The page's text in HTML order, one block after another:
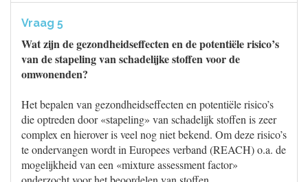
Vraag 5
Wat zijn de gezondheidseffecten en de potentiële risico’s
van de stapeling van schadelijke stoffen voor de
omwonenden?
Het bepalen van gezondheidseffecten en potentiële risico’s
die optreden door «stapeling» van schadelijk stoffen is zeer
complex en hierover is veel nog niet bekend. Om deze risico’s
te ondervangen wordt in Europees verband (REACH) o.a. de
mogelijkheid van een «mixture assessment factor»